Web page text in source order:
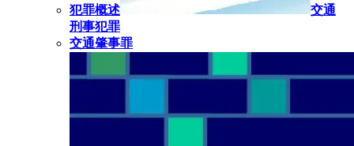
犯罪概述
交通
刑事犯罪
交通肇事罪